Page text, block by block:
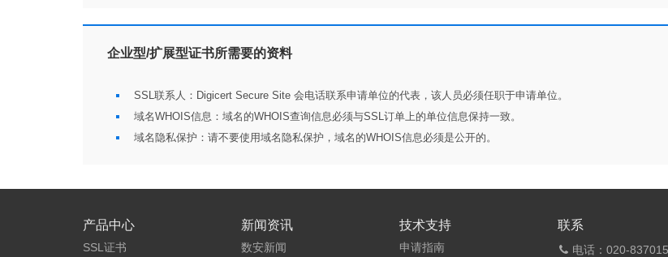
企业型/扩展型证书所需要的资料
SSL联系人：Digicert Secure Site 会电话联系申请单位的代表，该人员必须任职于申请单位。
域名WHOIS信息：域名的WHOIS查询信息必须与SSL订单上的单位信息保持一致。
域名隐私保护：请不要使用域名隐私保护，域名的WHOIS信息必须是公开的。
产品中心
SSL证书
新闻资讯
数安新闻
技术支持
申请指南
联系
电话：020-